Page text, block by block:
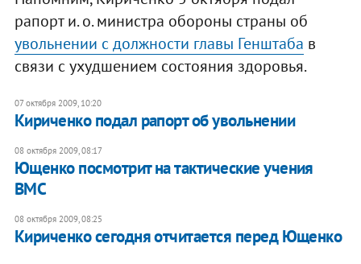
рапорт и. о. министра обороны страны об
увольнении с должности главы Генштаба в
связи с ухудшением состояния здоровья.
07 октября 2009, 10:20
Кириченко подал рапорт об увольнении
08 октября 2009, 08:17
Ющенко посмотрит на тактические учения
ВМС
08 октября 2009, 08:25
Кириченко сегодня отчитается перед Ющенко